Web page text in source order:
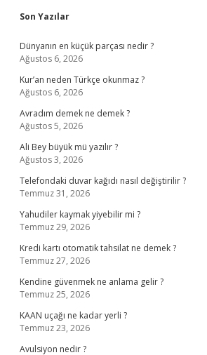
Sidebar
Son Yazılar
Dünyanın en küçük parçası nedir ?
Ağustos 6, 2026
Kur’an neden Türkçe okunmaz ?
Ağustos 6, 2026
Avradım demek ne demek ?
Ağustos 5, 2026
Ali Bey büyük mü yazılır ?
Ağustos 3, 2026
Telefondaki duvar kağıdı nasıl değiştirilir ?
Temmuz 31, 2026
Yahudiler kaymak yiyebilir mi ?
Temmuz 29, 2026
Kredi kartı otomatik tahsilat ne demek ?
Temmuz 27, 2026
Kendine güvenmek ne anlama gelir ?
Temmuz 25, 2026
KAAN uçağı ne kadar yerli ?
Temmuz 23, 2026
Avulsiyon nedir ?